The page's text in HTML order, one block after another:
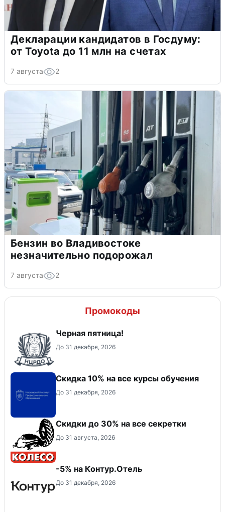
Декларации кандидатов в Госдуму:
от Toyota до 11 млн на счетах
7 августа 2
Бензин во Владивостоке
незначительно подорожал
7 августа 2
Промокоды
Черная пятница!
До 31 декабря, 2026
Скидка 10% на все курсы обучения
До 31 декабря, 2026
Скидки до 30% на все секретки
До 31 августа, 2026
-5% на Контур.Отель
До 31 декабря, 2026